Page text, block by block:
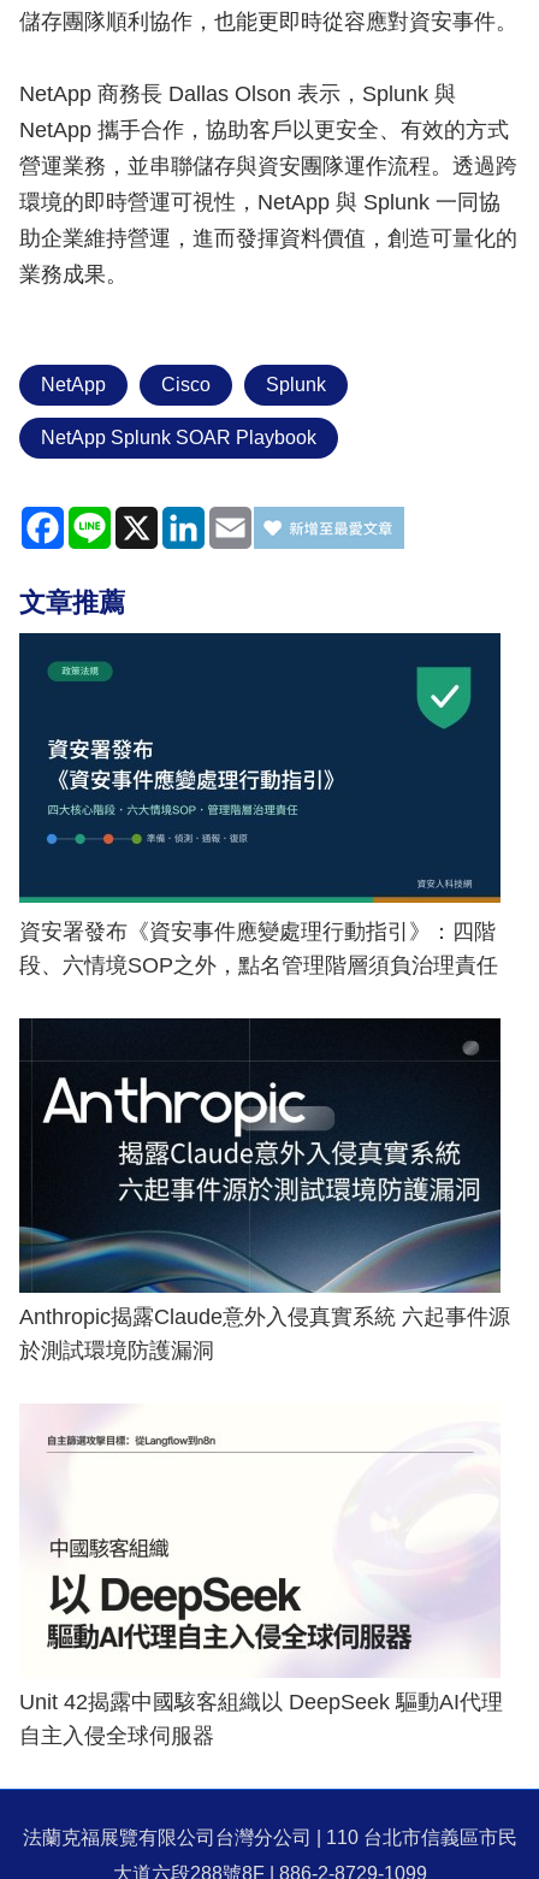
儲存團隊順利協作，也能更即時從容應對資安事件。
NetApp 商務長 Dallas Olson 表示，Splunk 與
NetApp 攜手合作，協助客戶以更安全、有效的方式
營運業務，並串聯儲存與資安團隊運作流程。透過跨
環境的即時營運可視性，NetApp 與 Splunk 一同協
助企業維持營運，進而發揮資料價值，創造可量化的
業務成果。
NetApp Cisco Splunk
NetApp Splunk SOAR Playbook
Facebook
Line X LinkedIn
Email
文章推薦
資安署發布《資安事件應變處理行動指引》：四階
段、六情境SOP之外，點名管理階層須負治理責任
Anthropic揭露Claude意外入侵真實系統 六起事件源
於測試環境防護漏洞
Unit 42揭露中國駭客組織以 DeepSeek 驅動AI代理
自主入侵全球伺服器
法蘭克福展覽有限公司台灣分公司 | 110 台北市信義區市民
大道六段288號8F | 886-2-8729-1099